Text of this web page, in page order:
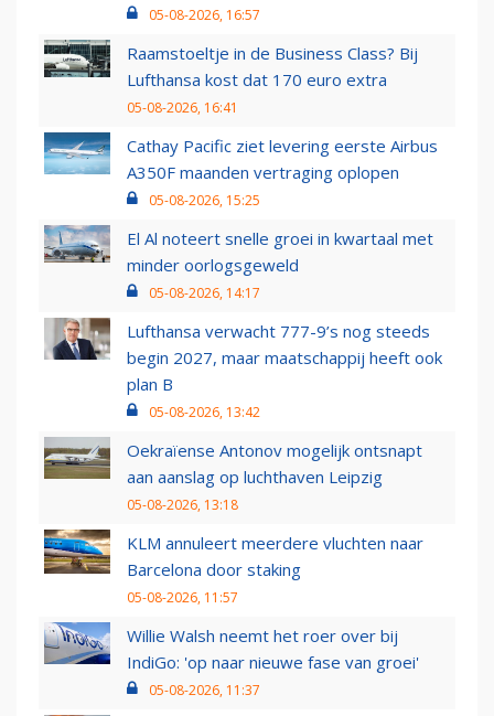
05-08-2026, 16:57
Raamstoeltje in de Business Class? Bij
Lufthansa kost dat 170 euro extra
05-08-2026, 16:41
Cathay Pacific ziet levering eerste Airbus
A350F maanden vertraging oplopen
05-08-2026, 15:25
El Al noteert snelle groei in kwartaal met
minder oorlogsgeweld
05-08-2026, 14:17
Lufthansa verwacht 777-9’s nog steeds
begin 2027, maar maatschappij heeft ook
plan B
05-08-2026, 13:42
Oekraïense Antonov mogelijk ontsnapt
aan aanslag op luchthaven Leipzig
05-08-2026, 13:18
KLM annuleert meerdere vluchten naar
Barcelona door staking
05-08-2026, 11:57
Willie Walsh neemt het roer over bij
IndiGo: 'op naar nieuwe fase van groei'
05-08-2026, 11:37